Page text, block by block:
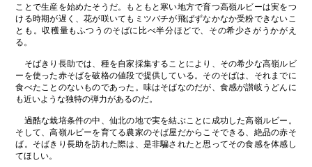
ことで生産を始めたそうだ。もともと寒い地方で育つ高嶺ルビーは実をつ
ける時期が遅く、花が咲いてもミツバチが飛ばずなかなか受粉できないこ
とも。収穫量もふつうのそばに比べ半分ほどで、その希少さがうかがえ
る。
そばきり長助では、種を自家採集することにより、その希少な高嶺ルビ
ーを使った赤そばを破格の値段で提供している。そのそばは、それまでに
食べたことのないものであった。味はそばなのだが、食感が讃岐うどんに
も近いような独特の弾力があるのだ。
過酷な栽培条件の中、仙北の地で実を結ぶことに成功した高嶺ルビー。
そして、高嶺ルビーを育てる農家のそば屋だからこそできる、絶品の赤そ
ば。そばきり長助を訪れた際は、是非騙されたと思ってその食感を体感し
てほしい。